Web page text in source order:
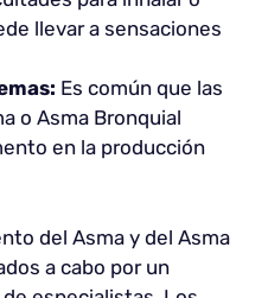
llevar a sensaciones
Es común que las
o Asma Bronquial
en la producción
del Asma y del Asma
a cabo por un